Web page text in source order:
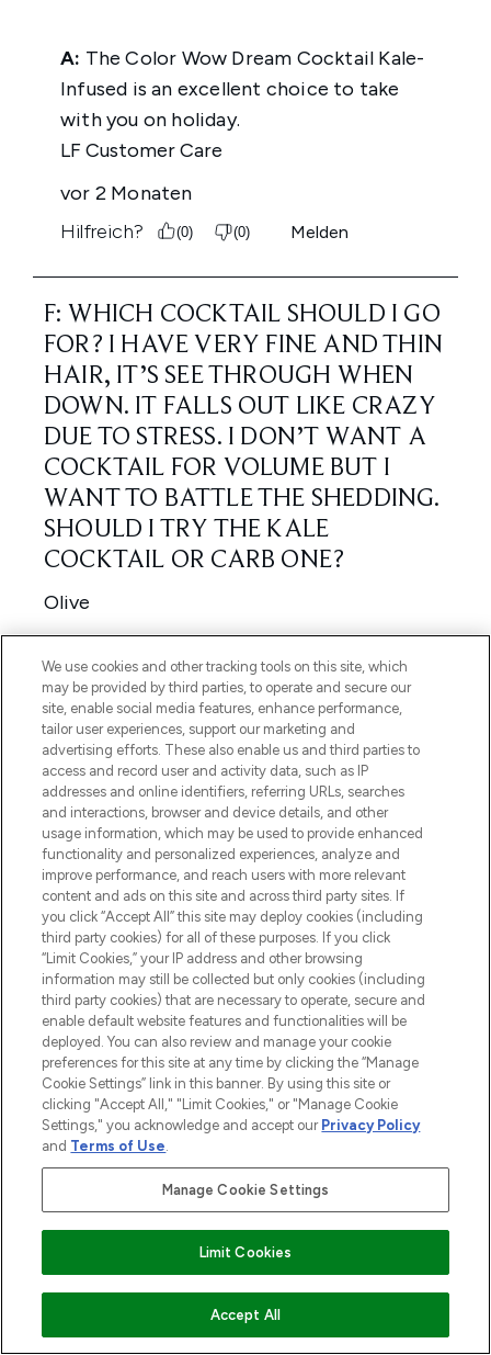
ZUM WARENKORB HINZUFÜGEN
We use cookies and other tracking tools on this site, which
may be provided by third parties, to operate and secure our
site, enable social media features, enhance performance,
tailor user experiences, support our marketing and
advertising efforts. These also enable us and third parties to
access and record user and activity data, such as IP
addresses and online identifiers, referring URLs, searches
and interactions, browser and device details, and other
usage information, which may be used to provide enhanced
functionality and personalized experiences, analyze and
improve performance, and reach users with more relevant
content and ads on this site and across third party sites. If
you click “Accept All” this site may deploy cookies (including
third party cookies) for all of these purposes. If you click
“Limit Cookies,” your IP address and other browsing
information may still be collected but only cookies (including
third party cookies) that are necessary to operate, secure and
enable default website features and functionalities will be
deployed. You can also review and manage your cookie
preferences for this site at any time by clicking the “Manage
Cookie Settings” link in this banner. By using this site or
clicking "Accept All," "Limit Cookies," or "Manage Cookie
Settings," you acknowledge and accept our Privacy Policy
and Terms of Use.
Manage Cookie Settings
Limit Cookies
Accept All